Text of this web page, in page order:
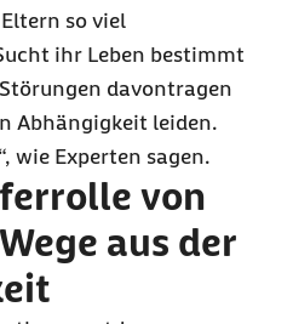
so viel
ihr Leben bestimmt
davontragen
Abhängigkeit leiden.
wie Experten sagen.
von
aus der